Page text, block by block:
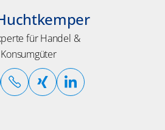
für Handel &
Konsumgüter